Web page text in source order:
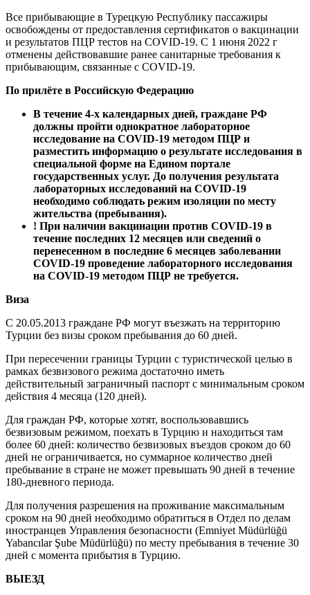
Все прибывающие в Турецкую Республику пассажиры
освобождены от предоставления сертификатов о вакцинации
и результатов ПЦР тестов на COVID-19. С 1 июня 2022 г
отменены действовавшие ранее санитарные требования к
прибывающим, связанные с COVID-19.
По прилёте в Российскую Федерацию
В течение 4-х календарных дней, граждане РФ
должны пройти однократное лабораторное
исследование на COVID-19 методом ПЦР и
разместить информацию о результате исследования в
специальной форме на Едином портале
государственных услуг. До получения результата
лабораторных исследований на COVID-19
необходимо соблюдать режим изоляции по месту
жительства (пребывания).
! При наличии вакцинации против COVID-19 в
течение последних 12 месяцев или сведений о
перенесенном в последние 6 месяцев заболевании
COVID-19 проведение лабораторного исследования
на COVID-19 методом ПЦР не требуется.
Виза
С 20.05.2013 граждане РФ могут въезжать на территорию
Турции без визы сроком пребывания до 60 дней.
При пересечении границы Турции с туристической целью в
рамках безвизового режима достаточно иметь
действительный заграничный паспорт с минимальным сроком
действия 4 месяца (120 дней).
Для граждан РФ, которые хотят, воспользовавшись
безвизовым режимом, поехать в Турцию и находиться там
более 60 дней: количество безвизовых въездов сроком до 60
дней не ограничивается, но суммарное количество дней
пребывание в стране не может превышать 90 дней в течение
180-дневного периода.
Для получения разрешения на проживание максимальным
сроком на 90 дней необходимо обратиться в Отдел по делам
иностранцев Управления безопасности (Emniyet Müdürlüğü
Yabancılar Şube Müdürlüğü) по месту пребывания в течение 30
дней с момента прибытия в Турцию.
ВЫЕЗД